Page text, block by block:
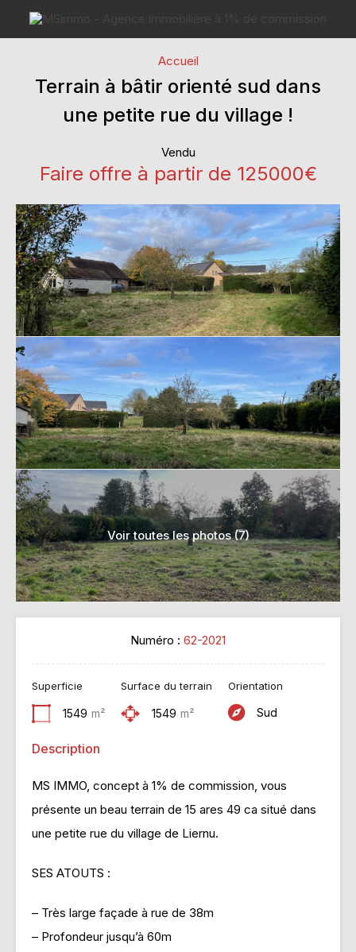
Accueil
Terrain à bâtir orienté sud dans
une petite rue du village !
Vendu
Faire offre à partir de 125000€
Voir toutes les photos (7)
Numéro : 62-2021
Superficie
1549 m²
Surface du terrain
1549 m²
Orientation
Sud
Description
MS IMMO, concept à 1% de commission, vous
présente un beau terrain de 15 ares 49 ca situé dans
une petite rue du village de Liernu.
SES ATOUTS :
– Très large façade à rue de 38m
– Profondeur jusqu’à 60m